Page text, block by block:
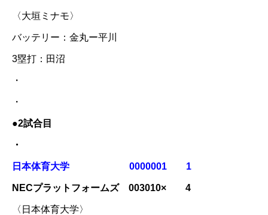
〈大垣ミナモ〉
バッテリー：金丸ー平川
3塁打：田沼
・
・
●2試合目
・
日本体育大学 0000001 1
NECプラットフォームズ 003010× 4
〈日本体育大学〉